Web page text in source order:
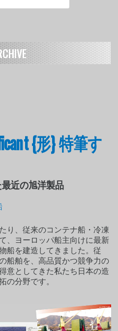
{形} 特筆す
近の旭洋製品
り、従来のコンテナ船・冷凍
、ヨーロッパ船主向けに最新
船を建造してきました。従
船舶を、高品質かつ競争力の
意としてきた私たち日本の造
の分野です。